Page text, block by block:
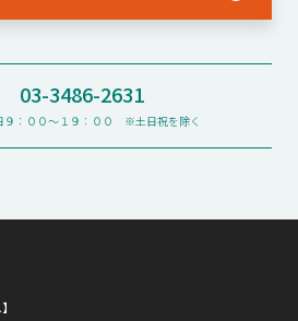
03-3486-2631
９：００〜１９：００ ※土日祝を除く